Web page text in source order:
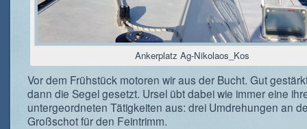
Ankerplatz Ag-Nikolaos_Kos
Vor dem Frühstück motoren wir aus der Bucht. Gut
dann die Segel gesetzt. Ursel übt dabei wie immer eine
untergeordneten Tätigkeiten aus: drei Umdrehungen an
Großschot für den Feintrimm.